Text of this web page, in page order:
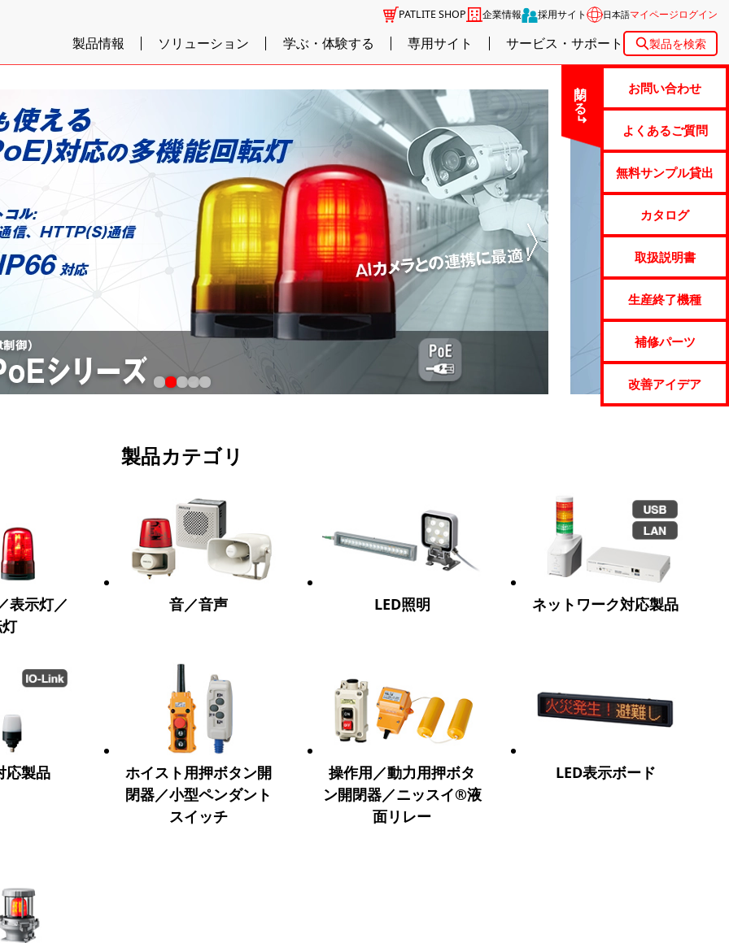
PATLITE SHOP 企業情報 採用サイト 日本語マイページログイン
製品情報 ソリューション 学ぶ・体験する 専用サイト サービス・サポート 製品を検索
閉じる お問い合わせ
よくあるご質問
無料サンプル貸出
カタログ
取扱説明書
生産終了機種
補修パーツ
改善アイデア
製品カテゴリ
表示灯／
音／音声 LED照明 ネットワーク対応製品
応製品
ホイスト用押ボタン開
閉器／小型ペンダント
スイッチ
操作用／動力用押ボタ
ン開閉器／ニッスイ®液
面リレー
LED表示ボード